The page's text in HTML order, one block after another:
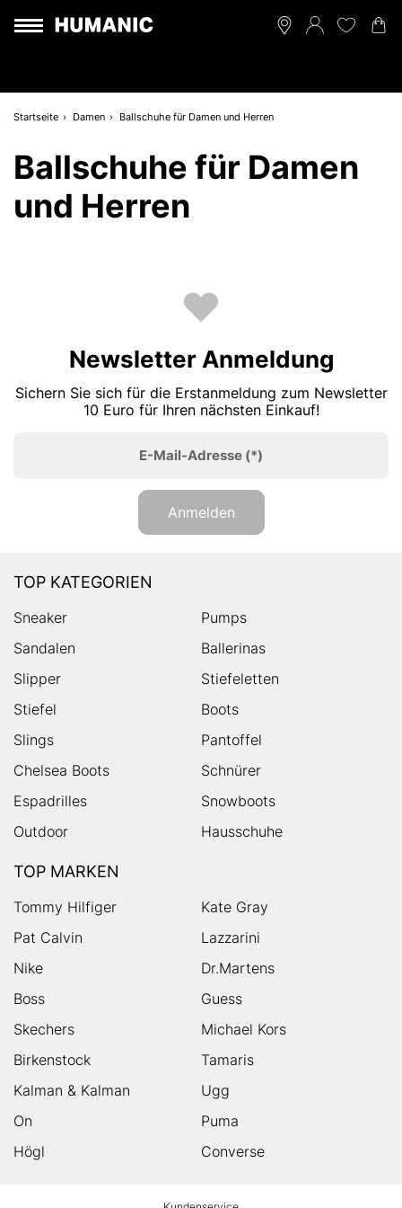
Startseite Damen Ballschuhe für Damen und Herren
Ballschuhe für Damen
und Herren
Newsletter Anmeldung
Sichern Sie sich für die Erstanmeldung zum Newsletter
10 Euro für Ihren nächsten Einkauf!
E-Mail-Adresse (*)
Anmelden
TOP KATEGORIEN
Sneaker
Pumps
Sandalen
Ballerinas
Slipper
Stiefeletten
Stiefel
Boots
Slings
Pantoffel
Chelsea Boots
Schnürer
Espadrilles
Snowboots
Outdoor
Hausschuhe
TOP MARKEN
Tommy Hilfiger
Kate Gray
Pat Calvin
Lazzarini
Nike
Dr.Martens
Boss
Guess
Skechers
Michael Kors
Birkenstock
Tamaris
Kalman & Kalman
Ugg
On
Puma
Högl
Converse